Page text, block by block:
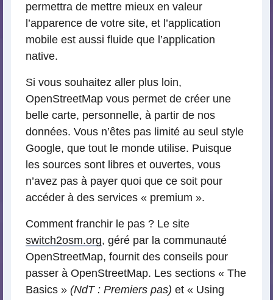
permettra de mettre mieux en valeur
l’apparence de votre site, et l’application
mobile est aussi fluide que l’application
native.
Si vous souhaitez aller plus loin,
OpenStreetMap vous permet de créer une
belle carte, personnelle, à partir de nos
données. Vous n’êtes pas limité au seul style
Google, que tout le monde utilise. Puisque
les sources sont libres et ouvertes, vous
n’avez pas à payer quoi que ce soit pour
accéder à des services « premium ».
Comment franchir le pas ? Le site
switch2osm.org, géré par la communauté
OpenStreetMap, fournit des conseils pour
passer à OpenStreetMap. Les sections « The
Basics » (NdT : Premiers pas) et « Using